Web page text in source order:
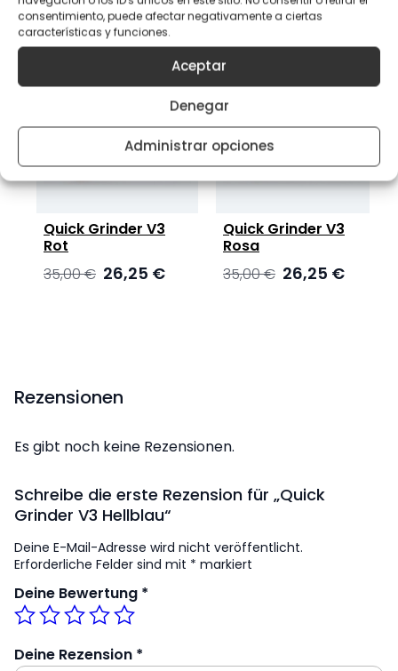
consentimiento, puede afectar negativamente a ciertas
características y funciones.
Aceptar
Denegar
Administrar opciones
Quick Grinder V3
Rot
35,00€Ursprünglicher
26,25 €Aktueller
Quick Grinder V3
Rosa
35,00€Ursprünglicher
26,25 €Aktueller
Rezensionen
Es gibt noch keine Rezensionen.
Schreibe die erste Rezension für „Quick
Grinder V3 Hellblau“
Deine E-Mail-Adresse wird nicht veröffentlicht.
Erforderliche Felder sind mit * markiert
Deine Bewertung *
Deine Rezension *